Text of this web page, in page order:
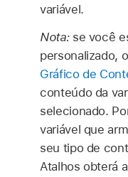
variável.
Nota: se você
personalizado,
Gráfico de
conteúdo da
selecionado.
variável que
seu tipo de
Atalhos obterá